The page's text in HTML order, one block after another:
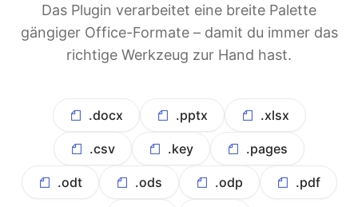
Das Plugin verarbeitet eine breite Palette
gängiger Office-Formate – damit du immer das
richtige Werkzeug zur Hand hast.
.docx .pptx .xlsx
.csv .key .pages
.odt .ods .odp .pdf